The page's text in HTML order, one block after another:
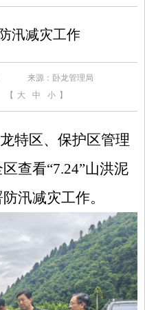
汛减灾工作
来源：卧龙管理局
【 大 中 小 】
区、保护区管理
查看“7.24”山洪泥
汛减灾工作。